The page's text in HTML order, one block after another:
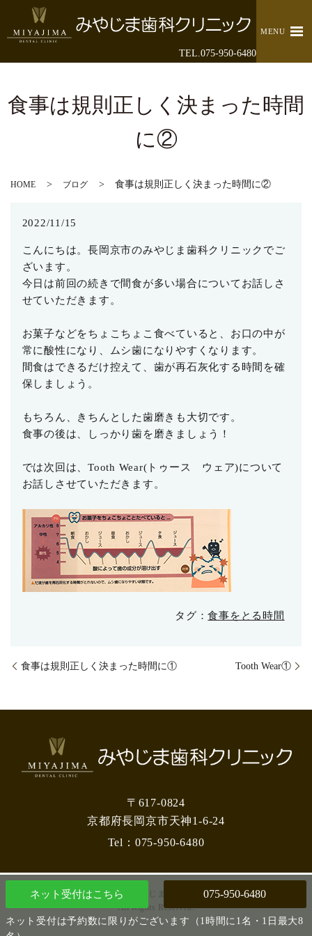
TEL.075-950-6480
MENU
食事は規則正しく決まった時間
に②
HOME ブログ 食事は規則正しく決まった時間に②
2022/11/15
こんにちは。長岡京市のみやじま歯科クリニックでご
ざいます。
今日は前回の続きで間食が多い場合についてお話しさ
せていただきます。
お菓子などをちょこちょこ食べていると、お口の中が
常に酸性になり、ムシ歯になりやすくなります。
間食はできるだけ控えて、歯が再石灰化する時間を確
保しましょう。
もちろん、きちんとした歯磨きも大切です。
食事の後は、しっかり歯を磨きましょう！
では次回は、Tooth Wear(トゥース ウェア)について
お話しさせていただきます。
タグ：食事をとる時間
食事は規則正しく決まった時間に① Tooth Wear①
ネット受付はこちら 075-950-6480
ネット受付は予約数に限りがございます（1時間に1名・1日最大8
〒617-0824
京都府長岡京市天神1-6-24
Tel： 075-950-6480
Copyright © みやじま歯科クリニック.
All Rights Reserved.